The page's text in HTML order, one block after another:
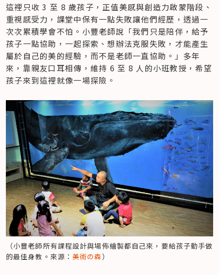
這裡只收 3 至 8 歲孩子，正值美感與創造力啟蒙階段、
重視感受力，課堂中保有一點失敗讓他們經歷，透過一
次次累積學會不怕。小豐老師說「我們只是陪伴，給予
孩子一點協助，一起探索、想辦法克服失敗，才能產生
屬於自己的美的經驗，而不是老師一直協助。」多年
來，靠親友口耳相傳，維持 6 至 8 人的小班教授，希望
孩子來到這裡就像一場探險。
（小豐老師所有課程設計與場佈繪製都自己來，要給孩子動手做
的最佳身教。來源：美術の森）